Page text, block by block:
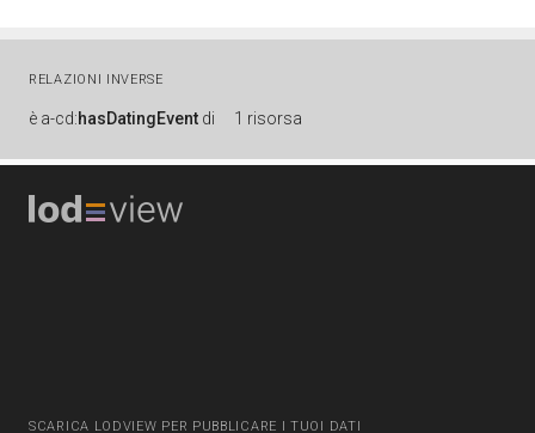
RELAZIONI INVERSE
è a-cd:hasDatingEvent di 1 risorsa
SCARICA LODVIEW PER PUBBLICARE I TUOI DATI